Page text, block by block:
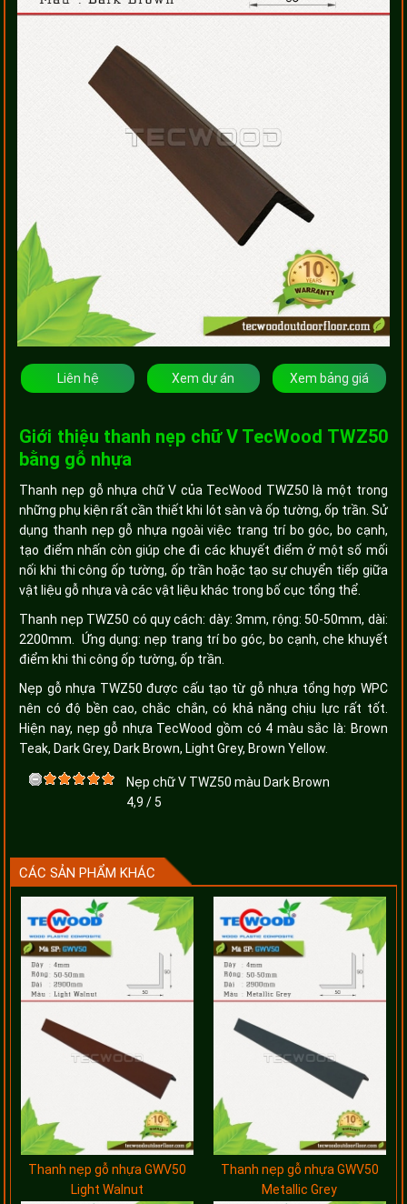
Liên hệ Xem dự án Xem bảng giá
Giới thiệu thanh nẹp chữ V TecWood TWZ50
bằng gỗ nhựa
Thanh nẹp gỗ nhựa chữ V của TecWood TWZ50 là một trong
những phụ kiện rất cần thiết khi lót sàn và ốp tường, ốp trần. Sử
dụng thanh nẹp gỗ nhựa ngoài việc trang trí bo góc, bo cạnh,
tạo điểm nhấn còn giúp che đi các khuyết điểm ở một số mối
nối khi thi công ốp tường, ốp trần hoặc tạo sự chuyển tiếp giữa
vật liệu gỗ nhựa và các vật liệu khác trong bố cục tổng thể.
Thanh nẹp TWZ50 có quy cách: dày: 3mm, rộng: 50-50mm, dài:
2200mm. Ứng dụng: nẹp trang trí bo góc, bo cạnh, che khuyết
điểm khi thi công ốp tường, ốp trần.
Nẹp gỗ nhựa TWZ50 được cấu tạo từ gỗ nhựa tổng hợp WPC
nên có độ bền cao, chắc chắn, có khả năng chịu lực rất tốt.
Hiện nay, nẹp gỗ nhựa TecWood gồm có 4 màu sắc là: Brown
Teak, Dark Grey, Dark Brown, Light Grey, Brown Yellow.
Nẹp chữ V TWZ50 màu Dark Brown
4,9 / 5
CÁC SẢN PHẨM KHÁC
Thanh nẹp gỗ nhựa GWV50
Light Walnut
Thanh nẹp gỗ nhựa GWV50
Metallic Grey